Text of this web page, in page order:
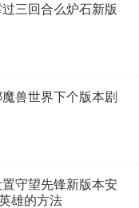
三回合么炉石新版
兽世界下个版本剧
守望先锋新版本安
雄的方法